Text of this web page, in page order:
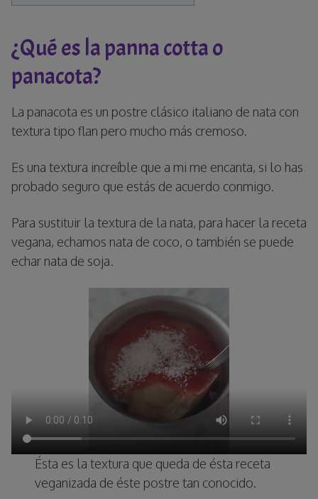
¿Qué es la panna cotta o
panacota?
La panacota es un postre clásico italiano de nata con
textura tipo flan pero mucho más cremoso.
Es una textura increíble que a mi me encanta, si lo has
probado seguro que estás de acuerdo conmigo.
Para sustituir la textura de la nata, para hacer la receta
vegana, echamos nata de coco, o también se puede
echar nata de soja.
Ésta es la textura que queda de ésta receta
veganizada de éste postre tan conocido.